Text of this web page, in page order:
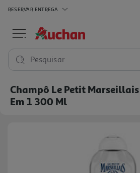
RESERVAR ENTREGA
Pesquisar
Champô Le Petit
Em 1 300 Ml